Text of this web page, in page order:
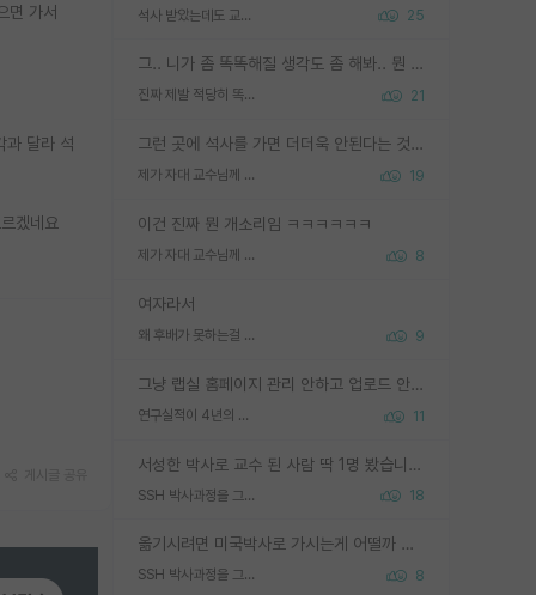
석사 받았는데도 교수랑 연락한다. 25
그.. 니가 좀 똑똑해질 생각도 좀 해봐.. 뭔 연구를 선배랑 계속 같이할 생각을하냐 박사과정이
진짜 제발 적당히 똑똑한 박사과정이라도 위에 있었으면.. 21
그런 곳에 석사를 가면 더더욱 안된다는 것을 깨달으시면 된겁니다!
제가 자대 교수님께 무례하게 행동한 걸까요? 19
이건 진짜 뭔 개소리임 ㅋㅋㅋㅋㅋㅋ
제가 자대 교수님께 무례하게 행동한 걸까요? 8
여자라서
왜 후배가 못하는걸 교수님은 내 책임으로 돌리는걸까요? 9
그냥 랩실 홈페이지 관리 안하고 업로드 안한거 아님?
연구실적이 4년의 공백이 있는거 어떻게 생각하냐 11
서성한 박사로 교수 된 사람 딱 1명 봤습니다. 근데 지방대 박사로 교수된 거는 기적이 일어나야되요. 서성한 학부부터여도 빡센게 교수임용일텐데 지방대박사로 무슨 교수가 되나요...... 중소기업/중견기업 팀장급/연구소장급이나 될거 같네요.
SSH 박사과정을 그만두고 지방대 박사로 옮기면 교수의 꿈은 끝일까요? 18
옮기시려면 미국박사로 가시는게 어떨까 싶네요. 교수가 꿈이면 미국박사 하고 미국교수 까지 같이 노리시는게 기회가 많지 않을까요?
SSH 박사과정을 그만두고 지방대 박사로 옮기면 교수의 꿈은 끝일까요? 8
면 가서
과 달라 석
겠네요